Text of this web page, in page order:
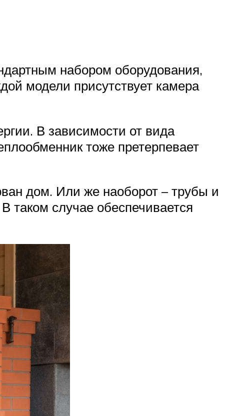
набором оборудования,
модели присутствует камера
В зависимости от вида
тоже претерпевает
дом. Или же наоборот – трубы и
таком случае обеспечивается